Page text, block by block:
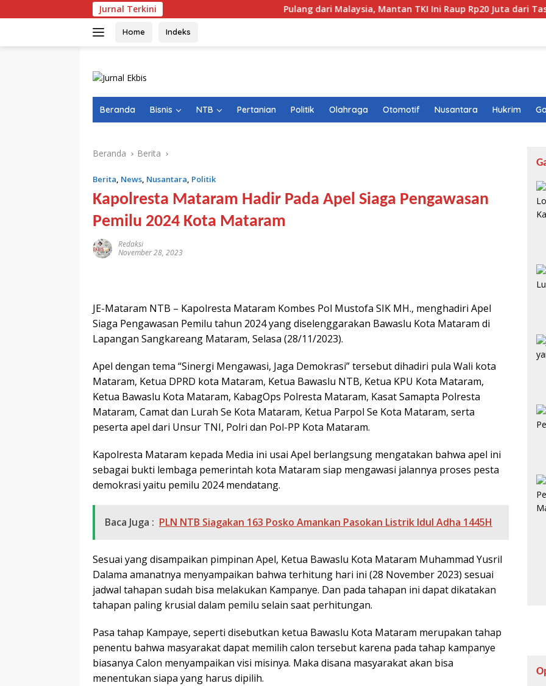
ke
Jurnal Terkini Pulang dari Malaysia, Mantan TKI Ini Raup Rp20 Juta dari Tas Ketak
Home Indeks
Beranda Bisnis NTB Pertanian Politik Olahraga Otomotif Nusantara Hukrim
Beranda Berita
Berita, News, Nusantara, Politik
Kapolresta Mataram Hadir Pada Apel Siaga Pengawasan
Pemilu 2024 Kota Mataram
Redaksi
November 28, 2023
JE-Mataram NTB – Kapolresta Mataram Kombes Pol Mustofa SIK MH., menghadiri Apel
Siaga Pengawasan Pemilu tahun 2024 yang diselenggarakan Bawaslu Kota Mataram di
Lapangan Sangkareang Mataram, Selasa (28/11/2023).
Apel dengan tema “Sinergi Mengawasi, Jaga Demokrasi” tersebut dihadiri pula Wali kota
Mataram, Ketua DPRD kota Mataram, Ketua Bawaslu NTB, Ketua KPU Kota Mataram,
Ketua Bawaslu Kota Mataram, KabagOps Polresta Mataram, Kasat Samapta Polresta
Mataram, Camat dan Lurah Se Kota Mataram, Ketua Parpol Se Kota Mataram, serta
peserta apel dari Unsur TNI, Polri dan Pol-PP Kota Mataram.
Kapolresta Mataram kepada Media ini usai Apel berlangsung mengatakan bahwa apel ini
sebagai bukti lembaga pemerintah kota Mataram siap mengawasi jalannya proses pesta
demokrasi yaitu pemilu 2024 mendatang.
Baca Juga : PLN NTB Siagakan 163 Posko Amankan Pasokan Listrik Idul Adha 1445H
Sesuai yang disampaikan pimpinan Apel, Ketua Bawaslu Kota Mataram Muhammad Yusril
Dalama amanatnya menyampaikan bahwa terhitung hari ini (28 November 2023) sesuai
jadwal tahapan sudah bisa melakukan Kampanye. Dan pada tahapan ini dapat dikatakan
tahapan paling krusial dalam pemilu selain saat perhitungan.
Pasa tahap Kampaye, seperti disebutkan ketua Bawaslu Kota Mataram merupakan tahap
penentu bahwa masyarakat dapat memilih calon tersebut karena pada tahap kampanye
biasanya Calon menyampaikan visi misinya. Maka disana masyarakat akan bisa
menentukan siapa yang harus dipilih.